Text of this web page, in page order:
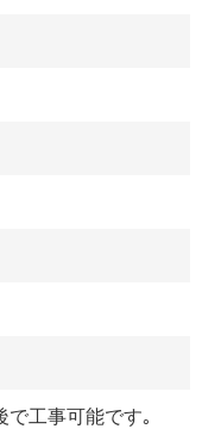
で工事可能です｡